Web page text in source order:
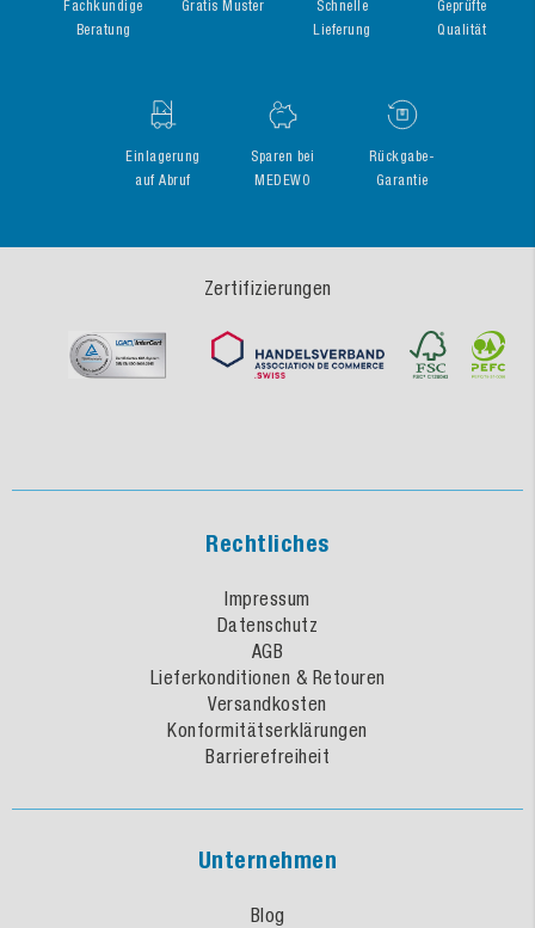
Fachkundige
Beratung
Gratis Muster
Schnelle
Lieferung
Geprüfte
Qualität
Einlagerung
auf Abruf
Sparen bei
MEDEWO
Rückgabe-
Garantie
Zertifizierungen
Rechtliches
Impressum
Datenschutz
AGB
Lieferkonditionen & Retouren
Versandkosten
Konformitätserklärungen
Barrierefreiheit
Unternehmen
Blog